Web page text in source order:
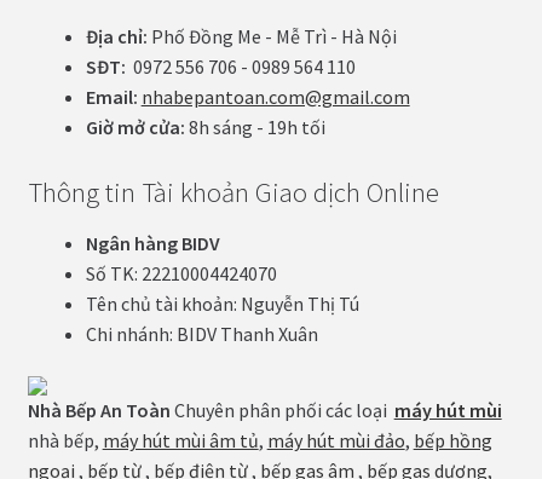
Địa chỉ: Phố Đồng Me - Mễ Trì - Hà Nội
SĐT: 0972 556 706 - 0989 564 110
Email: nhabepantoan.com@gmail.com
Giờ mở cửa: 8h sáng - 19h tối
Thông tin Tài khoản Giao dịch Online
Ngân hàng BIDV
Số TK: 22210004424070
Tên chủ tài khoản: Nguyễn Thị Tú
Chi nhánh: BIDV Thanh Xuân
Nhà Bếp An Toàn Chuyên phân phối các loại máy hút mùi
nhà bếp, máy hút mùi âm tủ, máy hút mùi đảo, bếp hồng
ngoại , bếp từ, bếp điện từ, bếp gas âm , bếp gas dương,